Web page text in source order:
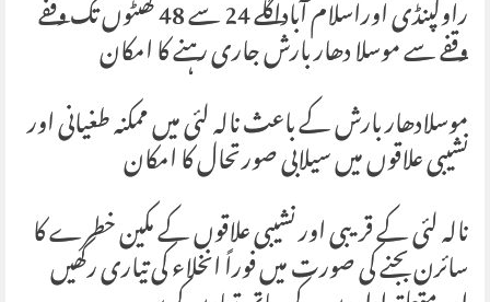
راولپنڈی اوراسلام آباداگلے 24 سے 48 گھنٹوں تک وقفےوقفے سے موسلا دھار بارش جاری رہنے کا امکان
موسلادھار بارش کے باعث نالہ لئی میں ممکنہ طغیانی اور
نشیبی علاقوں میں سیلابی صورتحال کا امکان
نالہ لئی کے قریبی اور نشیبی علاقوں کے مکین خطرے کا
سائرن بجنے کی صورت میں فوراً انخلاء کی تیاری رکھیں